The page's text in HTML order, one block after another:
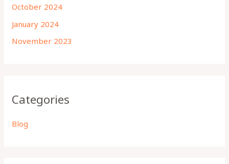
October 2024
January 2024
November 2023
Categories
Blog